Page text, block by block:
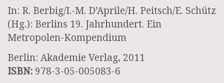
In: R. Berbig/I.-M. D’Aprile/H. Peitsch/E. Schütz
(Hg.): Berlins 19. Jahrhundert. Ein
Metropolen-Kompendium
Berlin: Akademie Verlag, 2011
ISBN: 978-3-05-005083-6